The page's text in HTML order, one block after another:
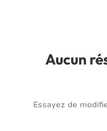
Aucun
Essayez de